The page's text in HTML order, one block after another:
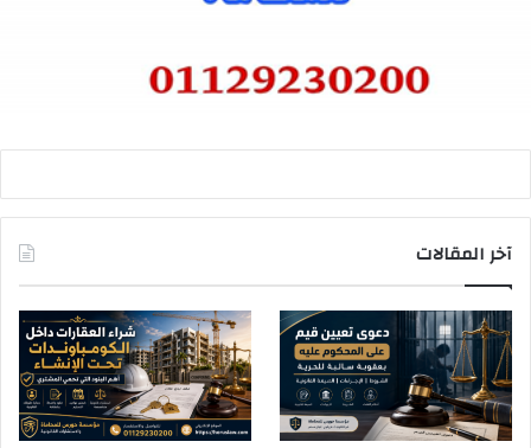
آخر المقالات